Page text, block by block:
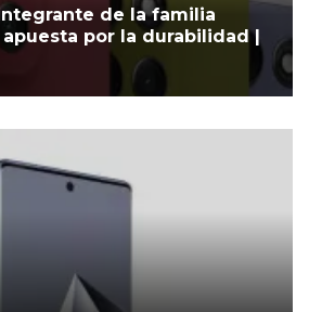
de la familia
por la durabilidad |